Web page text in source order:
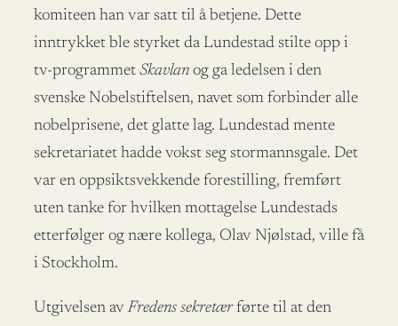
komiteen han var satt til å betjene. Dette
inntrykket ble styrket da Lundestad stilte opp i
tv-programmet Skavlan og ga ledelsen i den
svenske Nobelstiftelsen, navet som forbinder alle
nobelprisene, det glatte lag. Lundestad mente
sekretariatet hadde vokst seg stormannsgale. Det
var en oppsiktsvekkende forestilling, fremført
uten tanke for hvilken mottagelse Lundestads
etterfølger og nære kollega, Olav Njølstad, ville få
i Stockholm.
Utgivelsen avFredens sekretærførte til at den